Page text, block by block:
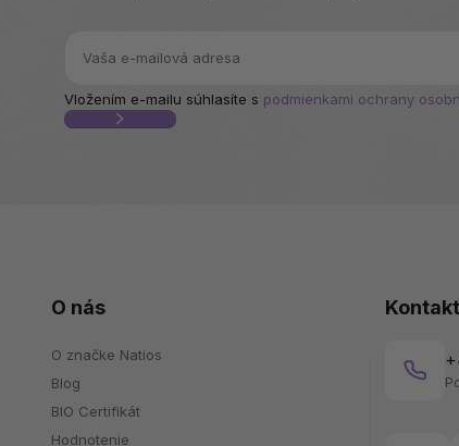
Vložením e-mailu súhlasíte s podmienkami ochrany
O nás
O značke Natios
Blog
BIO Certifikát
Hodnotenie